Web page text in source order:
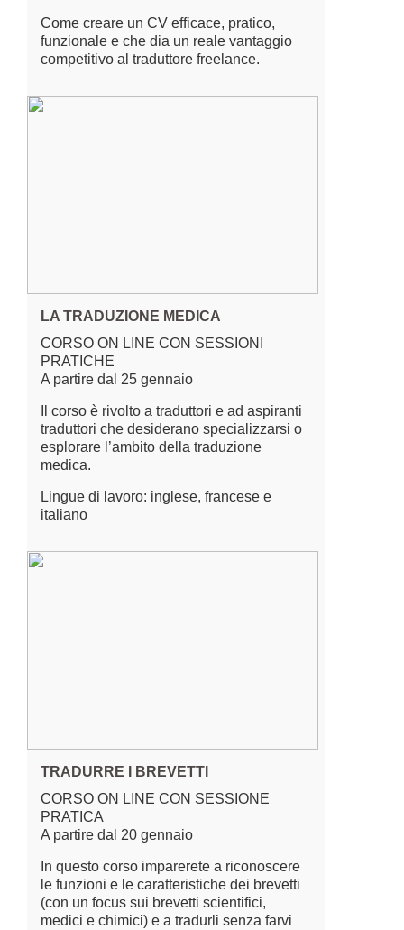
Come creare un CV efficace, pratico,
funzionale e che dia un reale vantaggio
competitivo al traduttore freelance.
LA TRADUZIONE MEDICA
CORSO ON LINE CON SESSIONI
PRATICHE
A partire dal 25 gennaio
Il corso è rivolto a traduttori e ad aspiranti
traduttori che desiderano specializzarsi o
esplorare l’ambito della traduzione
medica.
Lingue di lavoro: inglese, francese e
italiano
TRADURRE I BREVETTI
CORSO ON LINE CON SESSIONE
PRATICA
A partire dal 20 gennaio
In questo corso imparerete a riconoscere
le funzioni e le caratteristiche dei brevetti
(con un focus sui brevetti scientifici,
medici e chimici) e a tradurli senza farvi